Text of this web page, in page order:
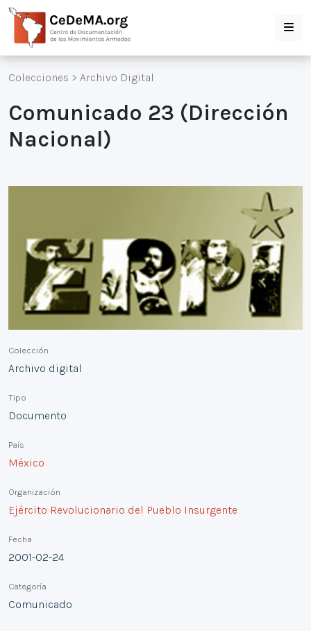
Colecciones > Archivo Digital
Comunicado 23 (Dirección
Nacional)
Colección
Archivo digital
Tipo
Documento
País
México
Organización
Ejército Revolucionario del Pueblo Insurgente
Fecha
2001-02-24
Categoría
Comunicado